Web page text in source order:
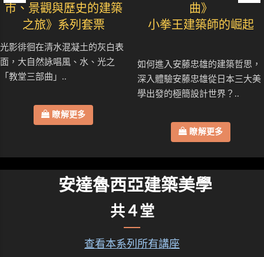
市、景觀與歷史的建築
之旅》系列套票
光影徘徊在清水混凝土的灰白表
面，大自然詠唱風、水、光之
「教堂三部曲」..
瞭解更多
曲》
小拳王建築師的崛起
如何進入安藤忠雄的建築哲思，
深入體驗安藤忠雄從日本三大美
學出發的極簡設計世界？..
瞭解更多
安達魯西亞建築美學
共４堂
查看本系列所有講座